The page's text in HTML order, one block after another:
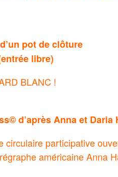
pot de clôture
libre)
BLANC !
d’après Anna et Daria
circulaire participative
américaine Anna